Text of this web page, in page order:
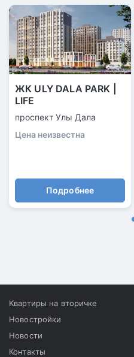
ЖК ULY DALA PARK |
LIFE
проспект Улы Дала
Цена неизвестна
Подробнее
Квартиры на вторичке
Новостройки
Новости
Контакты